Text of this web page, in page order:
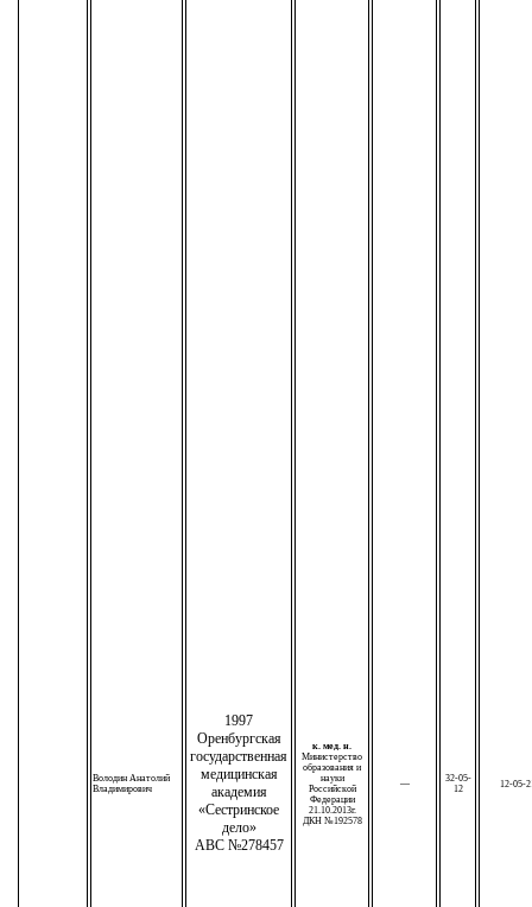
Володин Анатолий
Владимирович
1997
Оренбургская
государственная
медицинская
академия
«Сестринское
дело»
АВС №278457
к. мед. н.
Министерство
образования и
науки
Российской
Федерации
21.10.2013г.
ДКН №192578
—
32-05-
12
12-05-